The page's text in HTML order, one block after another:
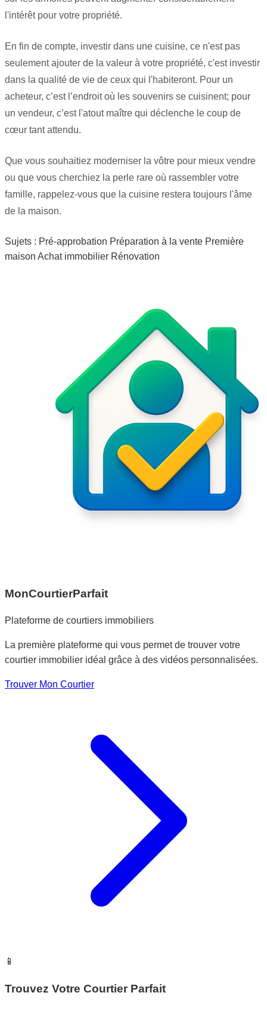
l'intérêt pour votre propriété.
En fin de compte, investir dans une cuisine, ce n'est pas
seulement ajouter de la valeur à votre propriété, c'est investir
dans la qualité de vie de ceux qui l'habiteront. Pour un
acheteur, c’est l’endroit où les souvenirs se cuisinent; pour
un vendeur, c’est l'atout maître qui déclenche le coup de
cœur tant attendu.
Que vous souhaitiez moderniser la vôtre pour mieux vendre
ou que vous cherchiez la perle rare où rassembler votre
famille, rappelez-vous que la cuisine restera toujours l'âme
de la maison.
Sujets : Pré-approbation Préparation à la vente Première
maison Achat immobilier Rénovation
MonCourtierParfait
Plateforme de courtiers immobiliers
La première plateforme qui vous permet de trouver votre
courtier immobilier idéal grâce à des vidéos personnalisées.
Trouver Mon Courtier
📱
Trouvez Votre Courtier Parfait